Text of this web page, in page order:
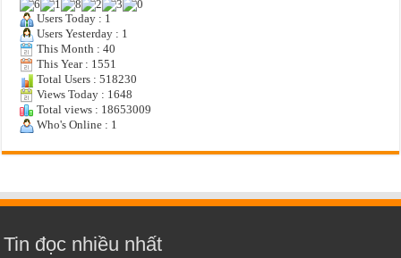
Users Today : 1
Users Yesterday : 1
This Month : 40
This Year : 1551
Total Users : 518230
Views Today : 1648
Total views : 18653009
Who's Online : 1
Tin đọc nhiều nhất